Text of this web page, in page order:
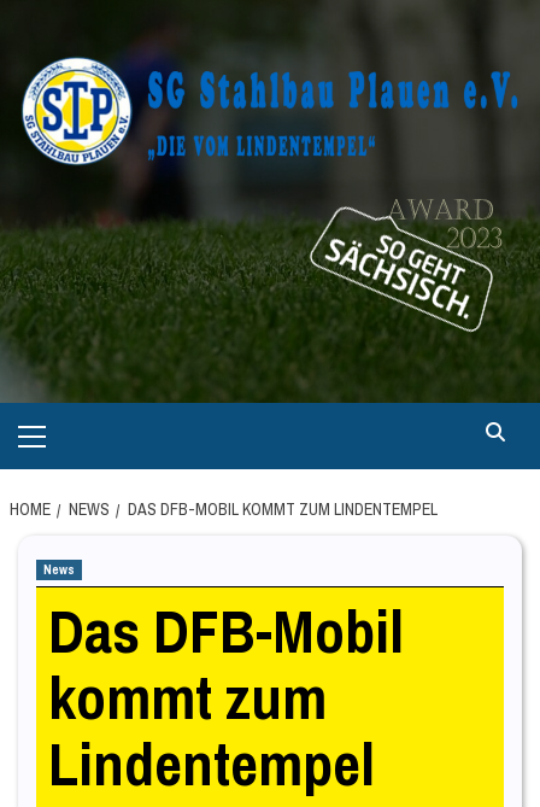
content
Menu
HOME NEWS DAS DFB-MOBIL KOMMT ZUM LINDENTEMPEL
News
Das DFB-Mobil
kommt zum
Lindentempel